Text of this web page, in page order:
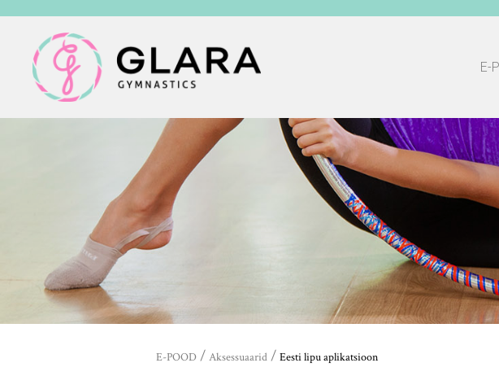
E-
E-POOD / Aksessuaarid / Eesti lipu aplikatsioon